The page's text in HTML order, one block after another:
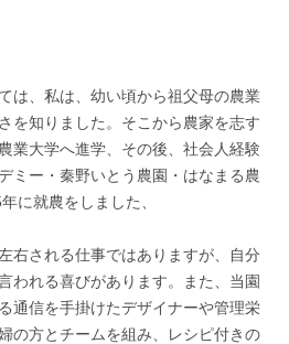
は、私は、幼い頃から祖父母の農業
を知りました。そこから農家を志す
業大学へ進学、その後、社会人経験
ミー・秦野いとう農園・はなまる農
に就農をしました、
右される仕事ではありますが、自分
われる喜びがあります。また、当園
通信を手掛けたデザイナーや管理栄
の方とチームを組み、レシピ付きの